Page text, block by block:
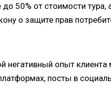
50% от стоимости
о защите прав
негативный опыт
посты в